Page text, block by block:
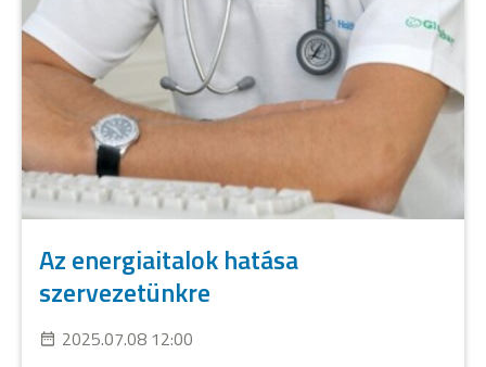
Az energiaitalok hatása
szervezetünkre
2025.07.08 12:00